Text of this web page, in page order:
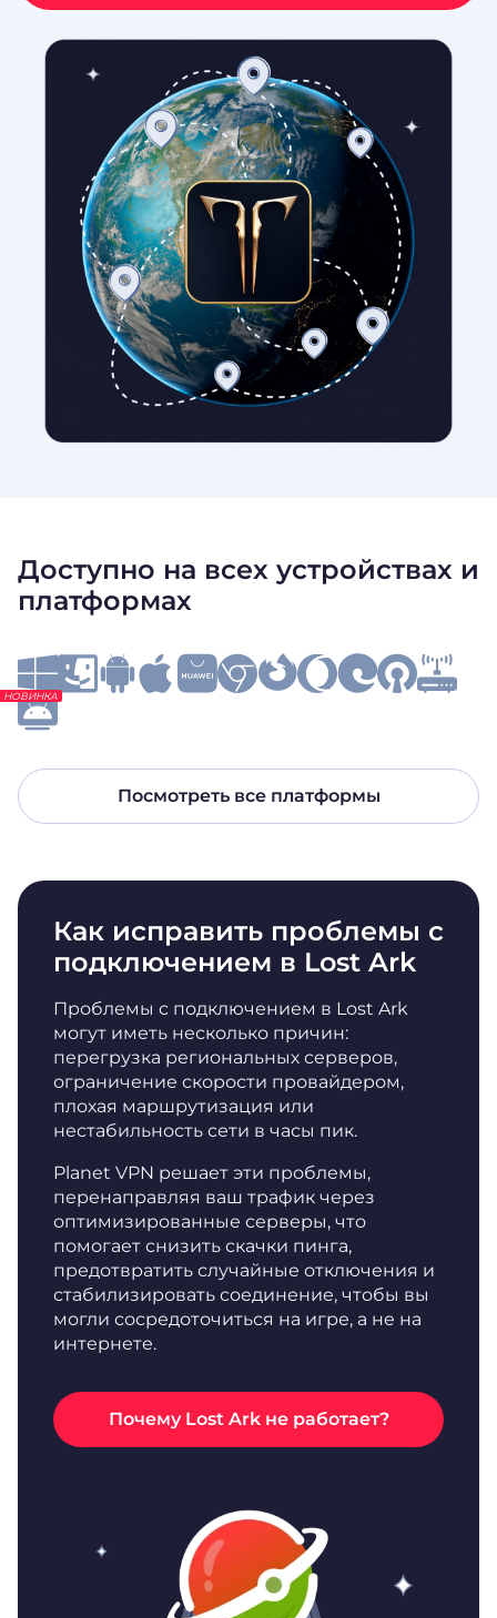
Доступно на всех устройствах и
платформах
НОВИНКА
Посмотреть все платформы
Как исправить проблемы с
подключением в Lost Ark
Проблемы с подключением в Lost Ark
могут иметь несколько причин:
перегрузка региональных серверов,
ограничение скорости провайдером,
плохая маршрутизация или
нестабильность сети в часы пик.
Planet VPN решает эти проблемы,
перенаправляя ваш трафик через
оптимизированные серверы, что
помогает снизить скачки пинга,
предотвратить случайные отключения и
стабилизировать соединение, чтобы вы
могли сосредоточиться на игре, а не на
интернете.
Почему Lost Ark не работает?